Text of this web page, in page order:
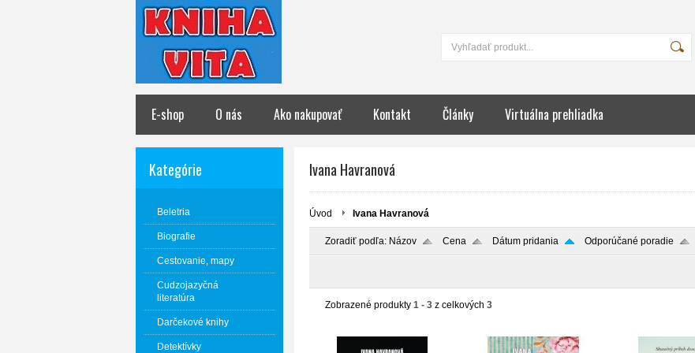
E-shop O nás Ako nakupovať Kontakt Články Virtuálna prehliadka
Kategórie
Beletria
Biografie
Cestovanie, mapy
Cudzojazyčná
literatúra
Darčekové knihy
Detektívky
Ivana Havranová
Úvod Ivana Havranová
Zoradiť podľa: Názov Cena Dátum pridania Odporúčané poradie
Zobrazené produkty 1 - 3 z celkových 3